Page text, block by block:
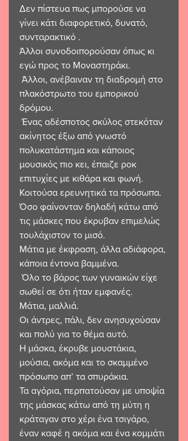
Δεν πίστευα πως μπορούσε να
γίνει κάτι διαφορετικό, δυνατό,
συνταρακτικό .
Άλλοι συνοδοιπορούσαν όπως κι
εγώ προς το Μοναστηράκι.
πλακόστρωτο του εμπορικού
δρόμου.
ακίνητος έξω από γνωστό
πολυκατάστημα και κάποιος
μουσικός πιο κει, έπαιζε ροκ
επιτυχίες με κιθάρα και φωνή.
Κοιτούσα ερευνητικά τα πρόσωπα.
Όσο φαίνονταν δηλαδή κάτω από
τις μάσκες που έκρυβαν επιμελώς
τουλάχιστον το μισό.
Μάτια με έκφραση, άλλα αδιάφορα,
κάποια έντονα βαμμένα.
σωθεί σε ότι ήταν εμφανές.
Μάτια, μαλλιά.
Οι άντρες, πάλι, δεν ανησυχούσαν
και πολύ για το θέμα αυτό.
Η μάσκα, έκρυβε μουστάκια,
μούσια, ακόμα και το σκαμμένο
πρόσωπο απ’ τα σπυράκια.
Τα αγόρια, περπατούσαν με υποψία
της μάσκας κάτω από τη μύτη η
κράταγαν στο χέρι ένα τσιγάρο,
έναν καφέ η ακόμα και ένα κομμάτι